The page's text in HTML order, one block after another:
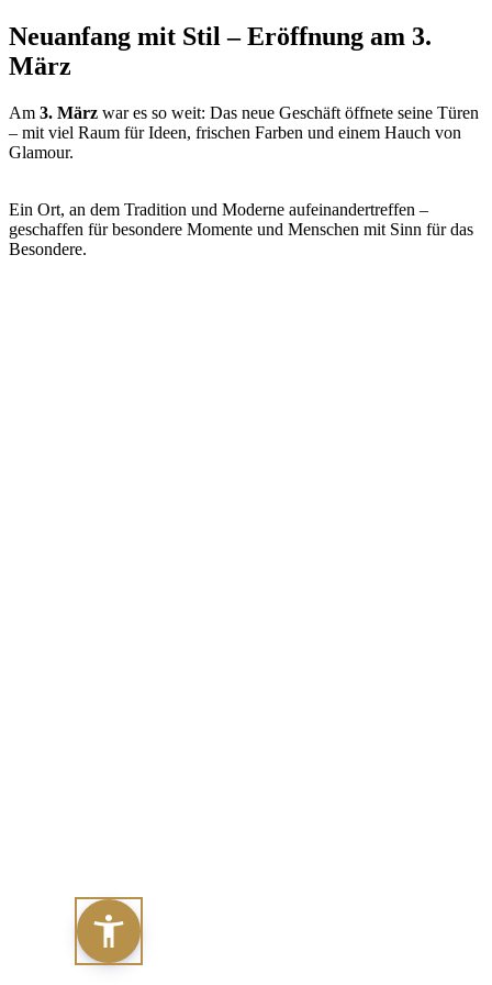
Neuanfang mit Stil – Eröffnung am 3.
März
Am 3. März war es so weit: Das neue Geschäft öffnete seine Türen
– mit viel Raum für Ideen, frischen Farben und einem Hauch von
Glamour.
Ein Ort, an dem Tradition und Moderne aufeinandertreffen –
geschaffen für besondere Momente und Menschen mit Sinn für das
Besondere.